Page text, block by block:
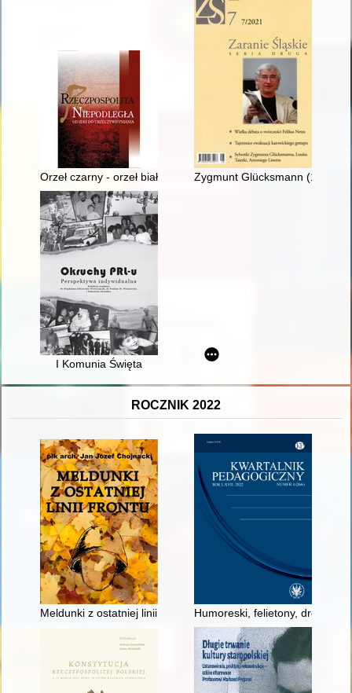
Orzeł czarny - orzeł biały - czerwona chorągiew :
Zygmunt Glücksmann (1884-
I Komunia Święta
ROCZNIK 2022
Meldunki z ostatniej linii frontu : wiejskie, myśliwskie,
Humoreski, felietony,